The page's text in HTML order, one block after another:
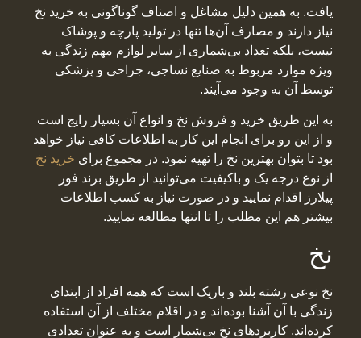
یافت. به همین دلیل مشاغل و اصناف گوناگونی به خرید نخ
نیاز دارند و مصارف آن‌ها تنها در تولید پارچه و پوشاک
نیست، بلکه تعداد بی‌شماری از سایر لوازم مهم زندگی به
ویژه موارد مربوط به صنایع نساجی، جراحی و پزشکی
توسط آن به وجود می‌آیند.
به این طریق خرید و فروش نخ و انواع آن بسیار رایج است
و از این رو برای انجام این کار به اطلاعات کافی نیاز خواهد
بود تا بتوان بهترین نخ را تهیه نمود. در مجموع برای خرید نخ
از نوع درجه یک و باکیفیت می‌توانید از طریق برند فور
پیلارز اقدام نمایید و در صورت نیاز به کسب اطلاعات
بیشتر هم این مطلب را تا انتها مطالعه نمایید.
نخ
نخ نوعی رشته بلند و باریک است که همه افراد از ابتدای
زندگی با آن آشنا بوده‌اند و در اقلام مختلف از آن استفاده
کرده‌اند. کاربردهای نخ بی‌شمار است و به عنوان تعدادی